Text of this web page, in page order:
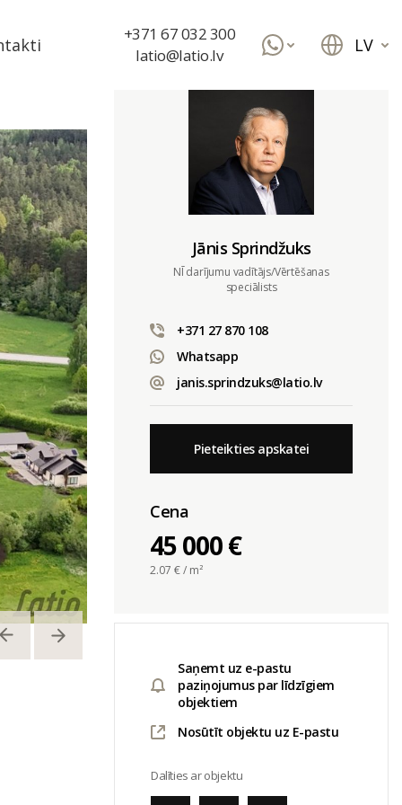
+371 67 032 300
latio@latio.lv
LV
Jānis Sprindžuks
NĪ darījumu vadītājs/Vērtēšanas
speciālists
+371 27 870 108
Whatsapp
janis.sprindzuks@latio.lv
Pieteikties apskatei
Cena
45 000 €
2.07 € / m²
Saņemt uz e-pastu
paziņojumus par līdzīgiem
objektiem
Nosūtīt objektu uz E-pastu
Dalīties ar objektu